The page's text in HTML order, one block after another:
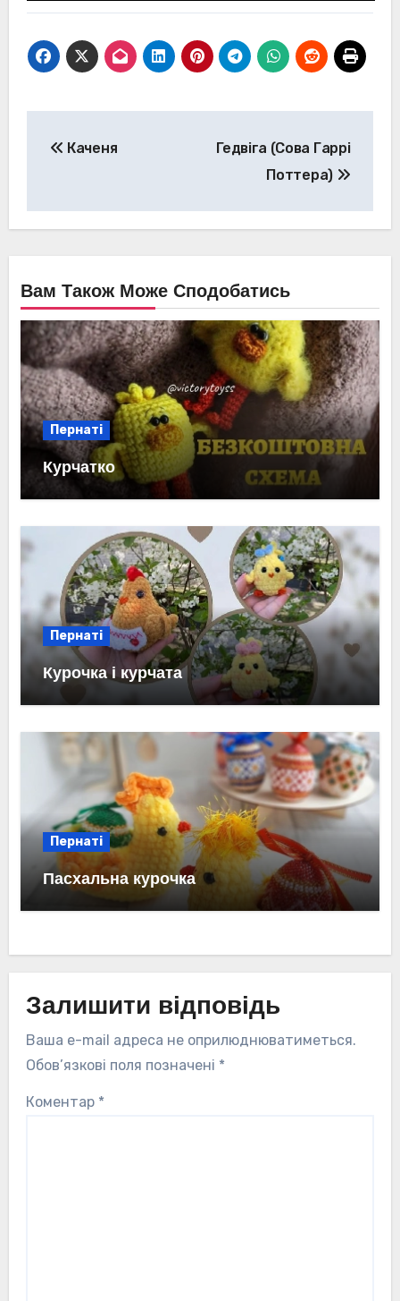
Каченя
Гедвіга (Сова Гаррі
Поттера)
Вам Також Може Сподобатись
Пернаті
Курчатко
Пернаті
Курочка і курчата
Пернаті
Пасхальна курочка
Залишити відповідь
Ваша e-mail адреса не оприлюднюватиметься.
Обов’язкові поля позначені *
Коментар *